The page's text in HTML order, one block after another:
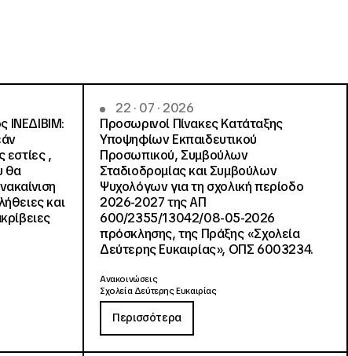
ΙΝΕΔΙΒΙΜ:
εστίες ,
θα
και
22 · 07 · 2026
Προσωρινοί Πίνακες Κατάταξης
Υποψηφίων Εκπαιδευτικού
Προσωπικού, Συμβούλων
Σταδιοδρομίας και Συμβούλων
Ψυχολόγων για τη σχολική περίοδο
2026-2027 της ΑΠ
600/2355/13042/08-05-2026
πρόσκλησης, της Πράξης «Σχολεία
Δεύτερης Ευκαιρίας», ΟΠΣ 6003234.
Ανακοινώσεις
Σχολεία Δεύτερης Ευκαιρίας
Περισσότερα